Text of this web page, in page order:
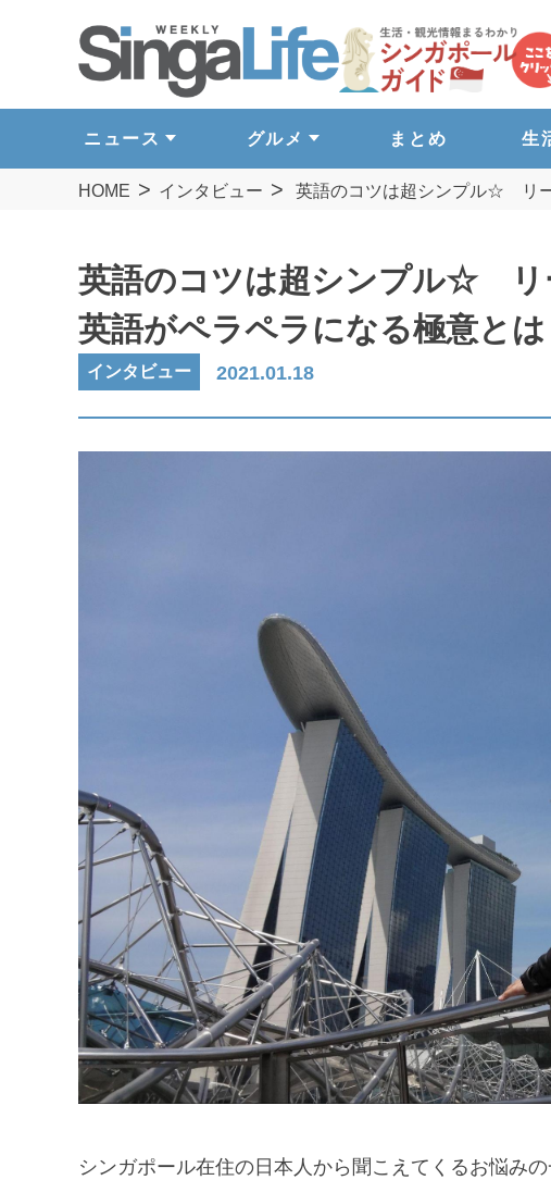
ニュース グルメ まとめ 生
HOME インタビュー 英語のコツは超シンプル☆ リ
英語のコツは超シンプル☆ リ
英語がペラペラになる極意と
インタビュー 2021.01.18
シンガポール在住の日本人から聞こえてくるお悩み